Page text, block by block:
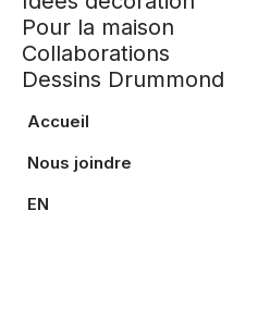
Pour la maison
Collaborations
Dessins Drummond
Accueil
Nous joindre
EN